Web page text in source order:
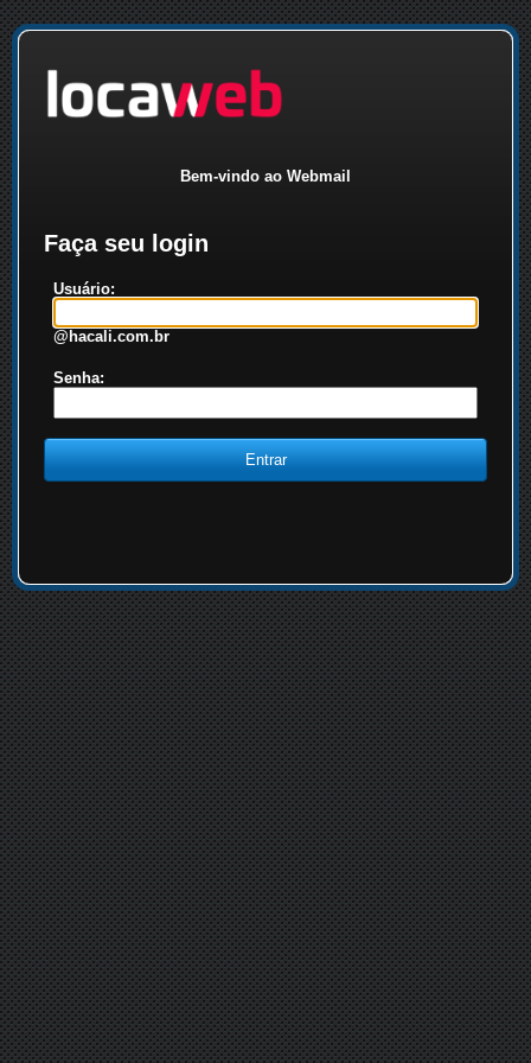
Bem-vindo ao Webmail
Faça seu login
Usuário:
@hacali.com.br
Senha: